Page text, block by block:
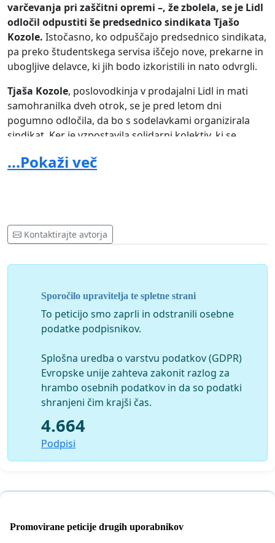
varčevanja pri zaščitni opremi –, že zbolela, se je Lidl
odločil odpustiti še predsednico sindikata Tjašo
Kozole. Istočasno, ko odpuščajo predsednico sindikata,
pa preko študentskega servisa iščejo nove, prekarne in
ubogljive delavce, ki jih bodo izkoristili in nato odvrgli.
Tjaša Kozole, poslovodkinja v prodajalni Lidl in mati
samohranilka dveh otrok, se je pred letom dni
pogumno odločila, da bo s sodelavkami organizirala
sindikat. Ker je vzpostavila solidarni kolektiv, ki se
cesti. Medtem, ko se skupaj s sindikatom bori za
predsednico in skušal uničiti sindikat.
Sindikat je v zadnjih mesecih okrepil svoje aktivnosti in
postal prepoznaven med delavkami, kar je vplivalo tudi
javnosti razkriti Lildlov model izkoriščanja delavk in
njihov sovražni nastop do delavskega (sindikalnega)
organiziranja. Toda uprava trmasto vztraja pri svojem in
nadaljuje s postopkom odpovedi. Zagovor Tjaše Kozole
bo potekal v ponedeljek, 23. 03. 2020, ob 8. uri, na
sedežu uprave v Komendi.
Zaradi izrednih razmer se moramo odpovedati
različnim akcijam, protestom ter tiskovni konferenci, na
kateri bi vi vsi lahko solidarno podprli sindikat trgovk
Zato tepozivamo, da v znak podpore Tjaši Kozole
ODPOVEDI DELOVNEGA RAZMERJA TJAŠI KOZOLE.
...Pokaži več
Kontaktirajte avtorja
Sporočilo upravitelja te spletne strani
To peticijo smo zaprli in odstranili osebne
podatke podpisnikov.
Splošna uredba o varstvu podatkov (GDPR)
Evropske unije zahteva zakonit razlog za
hrambo osebnih podatkov in da so podatki
shranjeni čim krajši čas.
4.664
Podpisi
Promovirane peticije drugih uporabnikov